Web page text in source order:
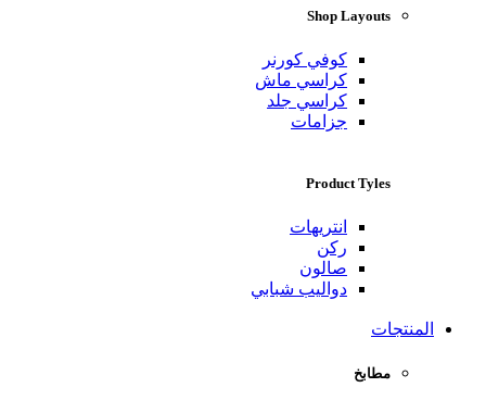
Shop Layouts
كوفي كورنر
كراسي ماش
كراسي جلد
جزامات
Product Tyles
انتريهات
ركن
صالون
دواليب شبابي
المنتجات
مطابخ